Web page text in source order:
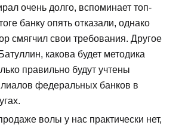
очень долго, вспоминает топ-
банку опять отказали, однако
смягчил свои требования. Другое
какова будет методика
правильно будут учтены
федеральных банков в
волы у нас практически нет,